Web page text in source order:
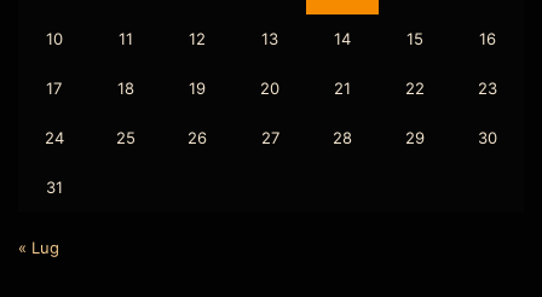
10 11 12 13 14 15 16
17 18 19 20 21 22 23
24 25 26 27 28 29 30
31
« Lug